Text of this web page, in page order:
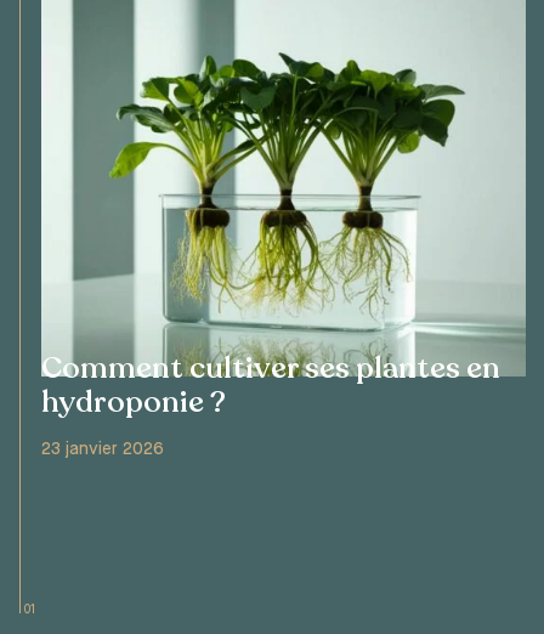
Comment cultiver ses plantes en
hydroponie ?
23 janvier 2026